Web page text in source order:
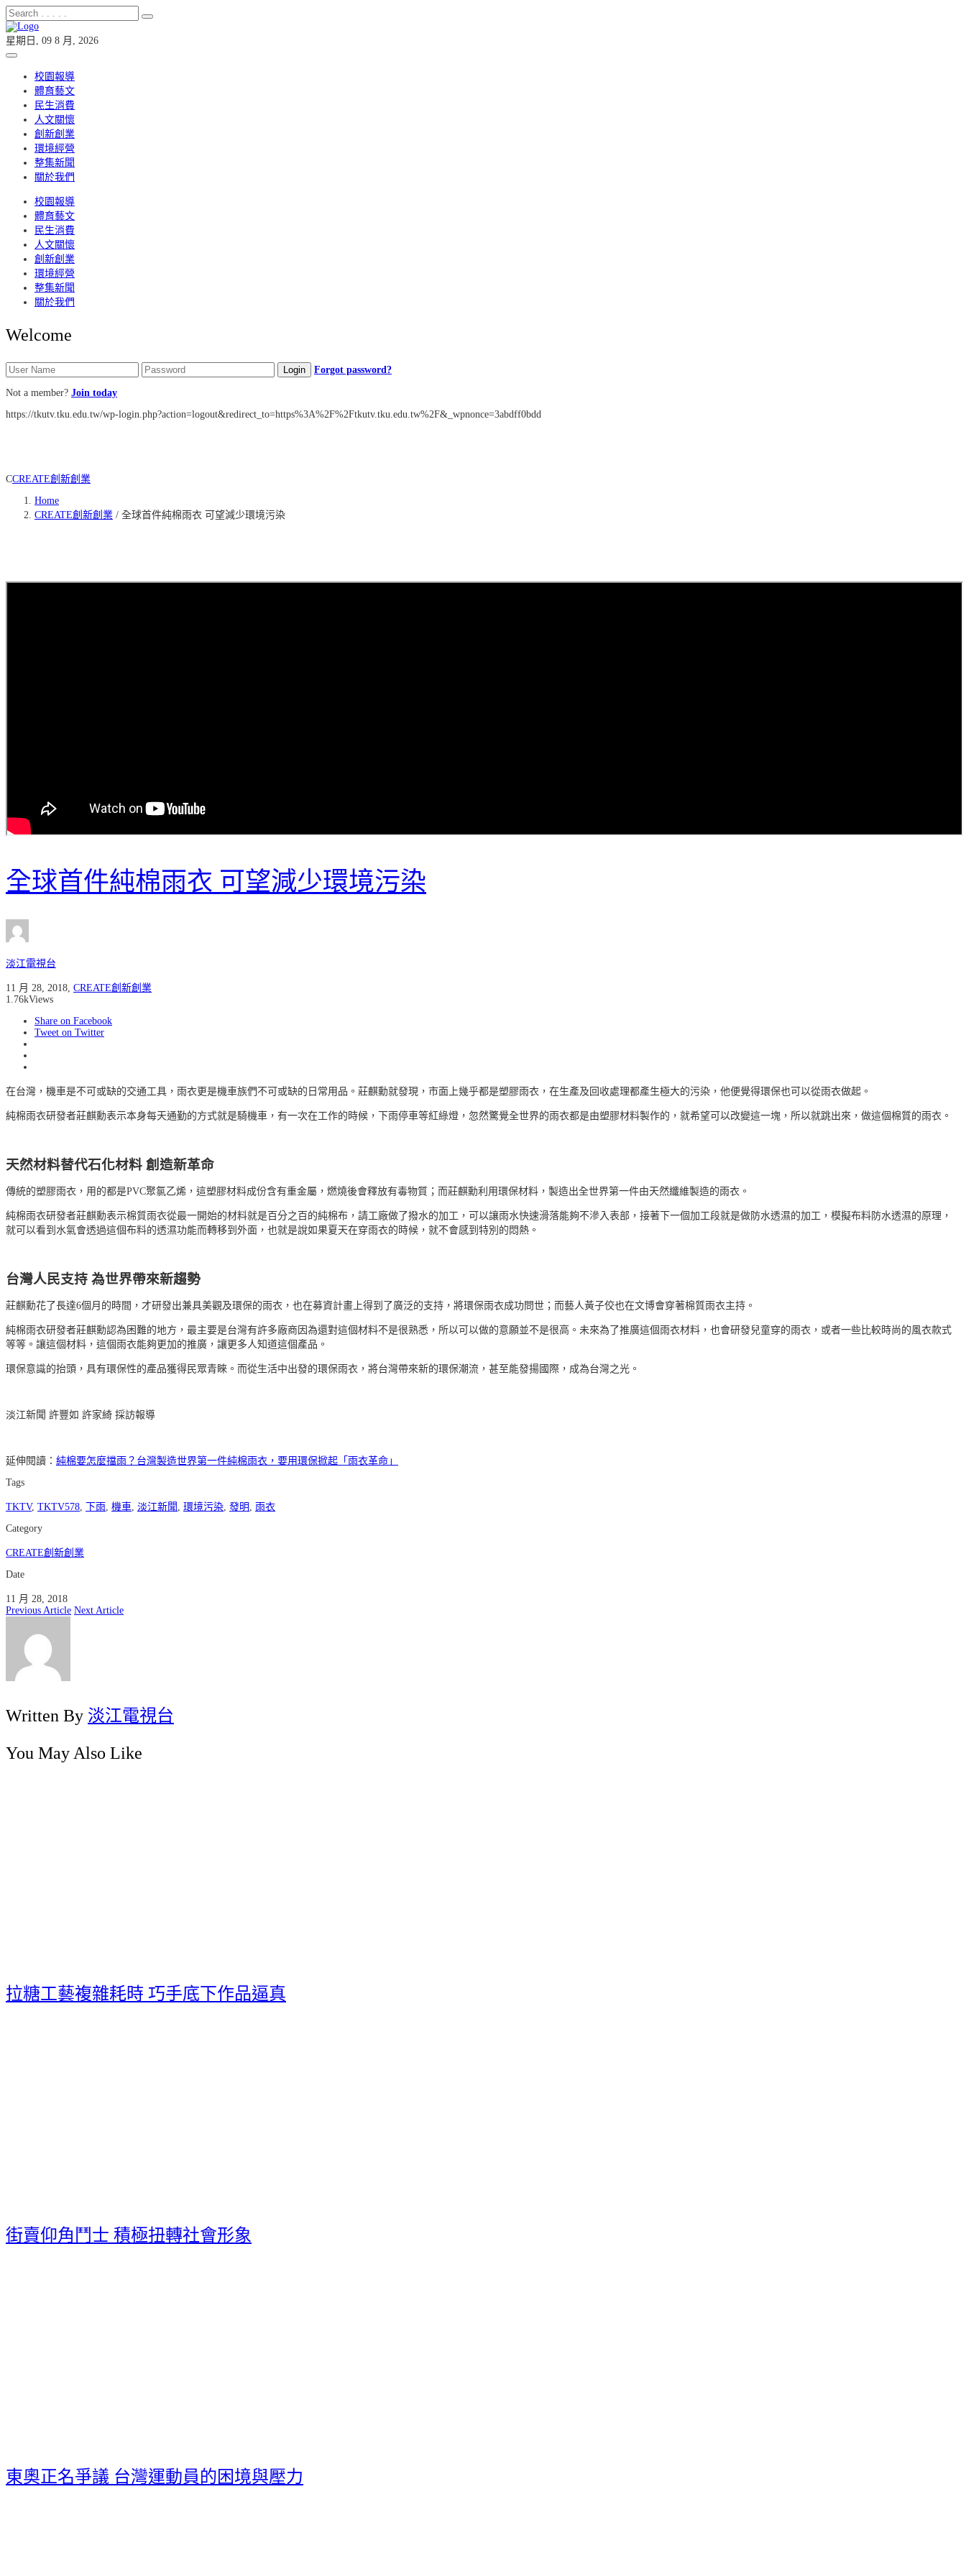
星期日, 09 8 月, 2026
校園報導
體育藝文
民生消費
人文關懷
創新創業
環境經營
整集新聞
關於我們
校園報導
體育藝文
民生消費
人文關懷
創新創業
環境經營
整集新聞
關於我們
Welcome
Forgot password?
Not a member? Join today
https://tkutv.tku.edu.tw/wp-login.php?action=logout&redirect_to=https%3A%2F%2Ftkutv.tku.edu.tw%2F&_wpnonce=3abdff0bdd
CCREATE創新創業
Home
CREATE創新創業 / 全球首件純棉雨衣 可望減少環境污染
全球首件純棉雨衣 可望減少環境污染
淡江電視台
11 月 28, 2018 CREATE創新創業
1.76kViews
Share on Facebook
Tweet on Twitter
在台灣，機車是不可或缺的交通工具，雨衣更是機車族們不可或缺的日常用品。莊麒勳就發現，市面上幾乎都是塑膠雨衣，在生產及回收處理都產生極大的污染，他便覺得環保也可以從雨衣做起。
純棉雨衣研發者莊麒勳表示本身每天通勤的方式就是騎機車，有一次在工作的時候，下雨停車等紅綠燈，忽然驚覺全世界的雨衣都是由塑膠材料製作的，就希望可以改變這一塊，所以就跳出來，做這個棉質的雨衣。
天然材料替代石化材料 創造新革命
傳統的塑膠雨衣，用的都是PVC聚氯乙烯，這塑膠材料成份含有重金屬，燃燒後會釋放有毒物質；而莊麒勳利用環保材料，製造出全世界第一件由天然纖維製造的雨衣。
純棉雨衣研發者莊麒勳表示棉質雨衣從最一開始的材料就是百分之百的純棉布，請工廠做了撥水的加工，可以讓雨水快速滑落能夠不滲入表部，接著下一個加工段就是做防水透濕的加工，模擬布料防水透濕的原理，
就可以看到水氣會透過這個布料的透濕功能而轉移到外面，也就是說如果夏天在穿雨衣的時候，就不會感到特別的悶熱。
台灣人民支持 為世界帶來新趨勢
莊麒勳花了長達6個月的時間，才研發出兼具美觀及環保的雨衣，也在募資計畫上得到了廣泛的支持，將環保雨衣成功問世；而藝人黃子佼也在文博會穿著棉質雨衣主持。
純棉雨衣研發者莊麒勳認為困難的地方，最主要是台灣有許多廠商因為還對這個材料不是很熟悉，所以可以做的意願並不是很高。未來為了推廣這個雨衣材料，也會研發兒童穿的雨衣，或者一些比較時尚的風衣款式
等等。讓這個材料，這個雨衣能夠更加的推廣，讓更多人知道這個產品。
環保意識的抬頭，具有環保性的產品獲得民眾青睞。而從生活中出發的環保雨衣，將台灣帶來新的環保潮流，甚至能發揚國際，成為台灣之光。
淡江新聞 許豐如 許家綺 採訪報導
延伸閱讀： 純棉要怎麼擋雨？台灣製造世界第一件純棉雨衣，要用環保掀起「雨衣革命」
Tags
TKTV, TKTV578 下雨 機車 淡江新聞 環境污染 發明
雨衣
Category
CREATE創新創業
Date
11 月 28, 2018
Previous Article Next Article
Written By 淡江電視台
You May Also Like
拉糖工藝複雜耗時 巧手底下作品逼真
街賣仰角鬥士 積極扭轉社會形象
東奧正名爭議 台灣運動員的困境與壓力